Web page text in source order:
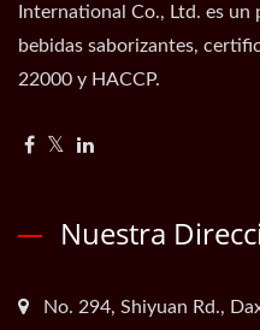
International Co., Ltd. es
bebidas saborizantes,
22000 y HACCP.
Nuestra
No. 294, Shiyuan Rd.,